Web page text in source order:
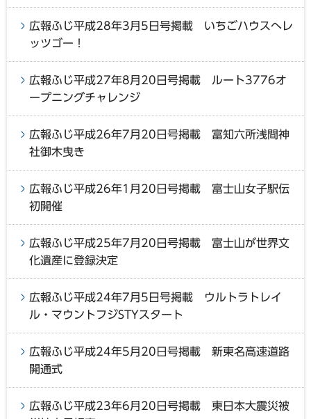
広報ふじ平成28年3月5日号掲載 いちごハウスへレ
ッツゴー！
広報ふじ平成27年8月20日号掲載 ルート3776オ
ープニングチャレンジ
広報ふじ平成26年7月20日号掲載 富知六所浅間神
社御木曳き
広報ふじ平成26年1月20日号掲載 富士山女子駅伝
初開催
広報ふじ平成25年7月20日号掲載 富士山が世界文
化遺産に登録決定
広報ふじ平成24年7月5日号掲載 ウルトラトレイ
ル・マウントフジSTYスタート
広報ふじ平成24年5月20日号掲載 新東名高速道路
開通式
広報ふじ平成23年6月20日号掲載 東日本大震災被